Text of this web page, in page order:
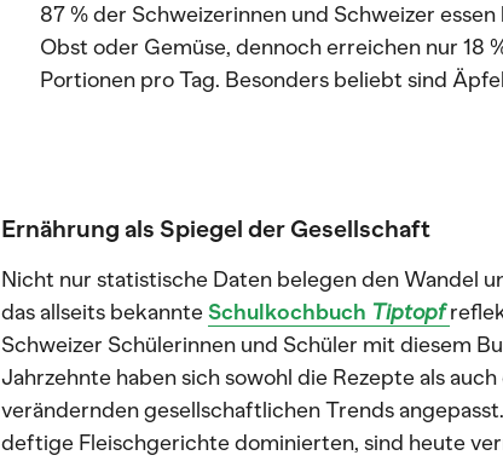
87 % der Schweizerinnen und Schweizer
Obst oder Gemüse, dennoch erreichen nur 18
Portionen pro Tag. Besonders beliebt sind
Ernährung als Spiegel der Gesellschaft
Nicht nur statistische Daten belegen den Wandel
das allseits bekannte Schulkochbuch Tiptopf
Schweizer Schülerinnen und Schüler mit diesem
Jahrzehnte haben sich sowohl die Rezepte als
verändernden gesellschaftlichen Trends
deftige Fleischgerichte dominierten, sind heute